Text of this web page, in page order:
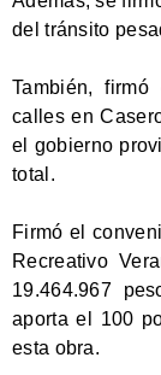
del tránsito
También,
calles en
el gobierno
total.
Firmó el
Recreativo
19.464.967
aporta el 100
esta obra.